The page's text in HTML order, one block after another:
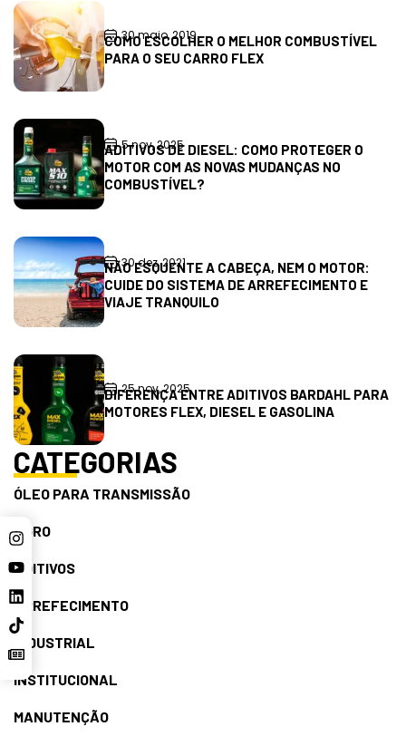
30 maio, 2019
COMO ESCOLHER O MELHOR COMBUSTÍVEL
PARA O SEU CARRO FLEX
5 nov, 2025
ADITIVOS DE DIESEL: COMO PROTEGER O
MOTOR COM AS NOVAS MUDANÇAS NO
COMBUSTÍVEL?
30 dez, 2021
NÃO ESQUENTE A CABEÇA, NEM O MOTOR:
CUIDE DO SISTEMA DE ARREFECIMENTO E
VIAJE TRANQUILO
25 nov, 2025
DIFERENÇA ENTRE ADITIVOS BARDAHL PARA
MOTORES FLEX, DIESEL E GASOLINA
CATEGORIAS
ÓLEO PARA TRANSMISSÃO
AGRO
ADITIVOS
ARREFECIMENTO
INDUSTRIAL
INSTITUCIONAL
MANUTENÇÃO